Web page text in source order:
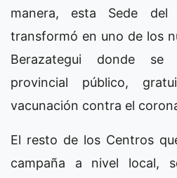
manera, esta Sede del
transformó en uno de los
Berazategui donde
provincial público,
vacunación contra el
El resto de los Centros
campaña a nivel local,